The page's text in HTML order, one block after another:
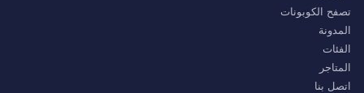
تصفح الكوبونات
المدونة
الفئات
المتاجر
اتصل بنا